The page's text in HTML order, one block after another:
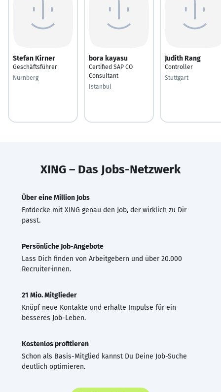
Stefan Kirner
Geschäftsführer
Nürnberg
bora kayasu
Certified SAP CO
Consultant
Istanbul
Judith Rang
Controller
Stuttgart
XING – Das Jobs-Netzwerk
Über eine Million Jobs
Entdecke mit XING genau den Job, der wirklich zu Dir
passt.
Persönliche Job-Angebote
Lass Dich finden von Arbeitgebern und über 20.000
Recruiter·innen.
21 Mio. Mitglieder
Knüpf neue Kontakte und erhalte Impulse für ein
besseres Job-Leben.
Kostenlos profitieren
Schon als Basis-Mitglied kannst Du Deine Job-Suche
deutlich optimieren.